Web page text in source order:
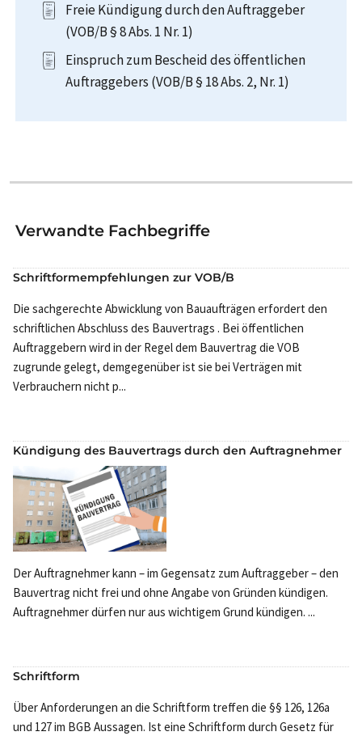
Freie Kündigung durch den Auftraggeber
(VOB/B § 8 Abs. 1 Nr. 1)
Einspruch zum Bescheid des öffentlichen
Auftraggebers (VOB/B § 18 Abs. 2, Nr. 1)
Verwandte Fachbegriffe
Schriftformempfehlungen zur VOB/B
Die sachgerechte Abwicklung von Bauaufträgen erfordert den
schriftlichen Abschluss des Bauvertrags . Bei öffentlichen
Auftraggebern wird in der Regel dem Bauvertrag die VOB
zugrunde gelegt, demgegenüber ist sie bei Verträgen mit
Verbrauchern nicht p...
Kündigung des Bauvertrags durch den Auftragnehmer
Der Auftragnehmer kann – im Gegensatz zum Auftraggeber – den
Bauvertrag nicht frei und ohne Angabe von Gründen kündigen.
Auftragnehmer dürfen nur aus wichtigem Grund kündigen. ...
Schriftform
Über Anforderungen an die Schriftform treffen die §§ 126, 126a
und 127 im BGB Aussagen. Ist eine Schriftform durch Gesetz für